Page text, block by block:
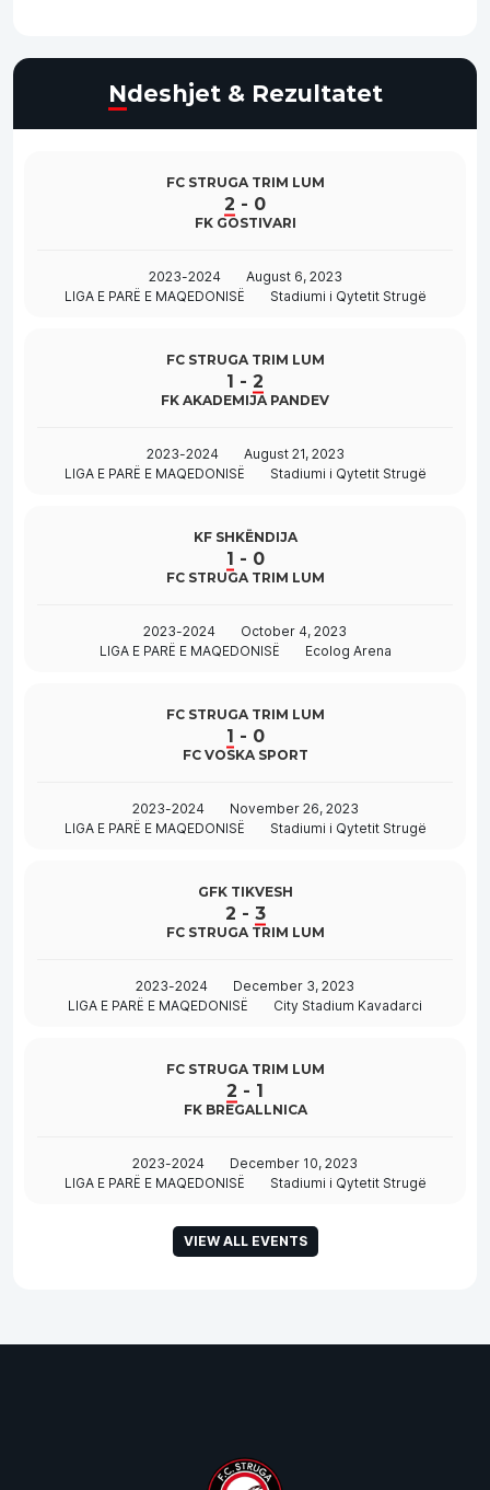
Ndeshjet & Rezultatet
FC STRUGA TRIM LUM
2 - 0
FK GOSTIVARI
2023-2024
August 6, 2023
LIGA E PARË E MAQEDONISË
Stadiumi i Qytetit Strugë
FC STRUGA TRIM LUM
1 - 2
FK AKADEMIJA PANDEV
2023-2024
August 21, 2023
LIGA E PARË E MAQEDONISË
Stadiumi i Qytetit Strugë
KF SHKËNDIJA
1 - 0
FC STRUGA TRIM LUM
2023-2024
October 4, 2023
LIGA E PARË E MAQEDONISË
Ecolog Arena
FC STRUGA TRIM LUM
1 - 0
FC VOSKA SPORT
2023-2024
November 26, 2023
LIGA E PARË E MAQEDONISË
Stadiumi i Qytetit Strugë
GFK TIKVESH
2 - 3
FC STRUGA TRIM LUM
2023-2024
December 3, 2023
LIGA E PARË E MAQEDONISË
City Stadium Kavadarci
FC STRUGA TRIM LUM
2 - 1
FK BREGALLNICA
2023-2024
December 10, 2023
LIGA E PARË E MAQEDONISË
Stadiumi i Qytetit Strugë
VIEW ALL EVENTS